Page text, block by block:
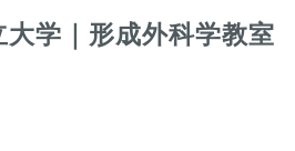
大学｜形成外科学教室